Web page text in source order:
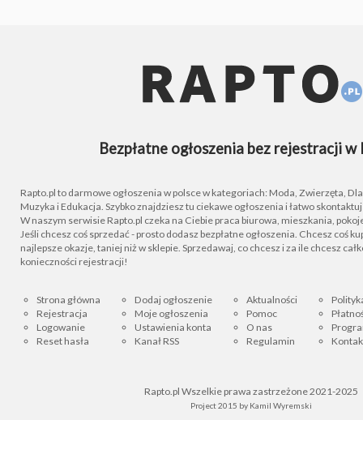
Bezpłatne ogłoszenia bez rejestracji w
Rapto.pl to darmowe ogłoszenia w polsce w kategoriach: Moda, Zwierzęta, Dla
Muzyka i Edukacja. Szybko znajdziesz tu ciekawe ogłoszenia i łatwo
W naszym serwisie Rapto.pl czeka na Ciebie praca biurowa, mieszkania,
Jeśli chcesz coś sprzedać - prosto dodasz bezpłatne ogłoszenia. Chcesz coś
najlepsze okazje, taniej niż w sklepie. Sprzedawaj, co chcesz i za ile chcesz
konieczności rejestracji!
Strona główna
Rejestracja
Logowanie
Reset hasła
Dodaj ogłoszenie
Moje ogłoszenia
Ustawienia konta
Kanał RSS
Aktualności
Pomoc
O nas
Regulamin
Rapto.pl Wszelkie prawa zastrzeżone 2021-2025
Project 2015 by Kamil Wyremski